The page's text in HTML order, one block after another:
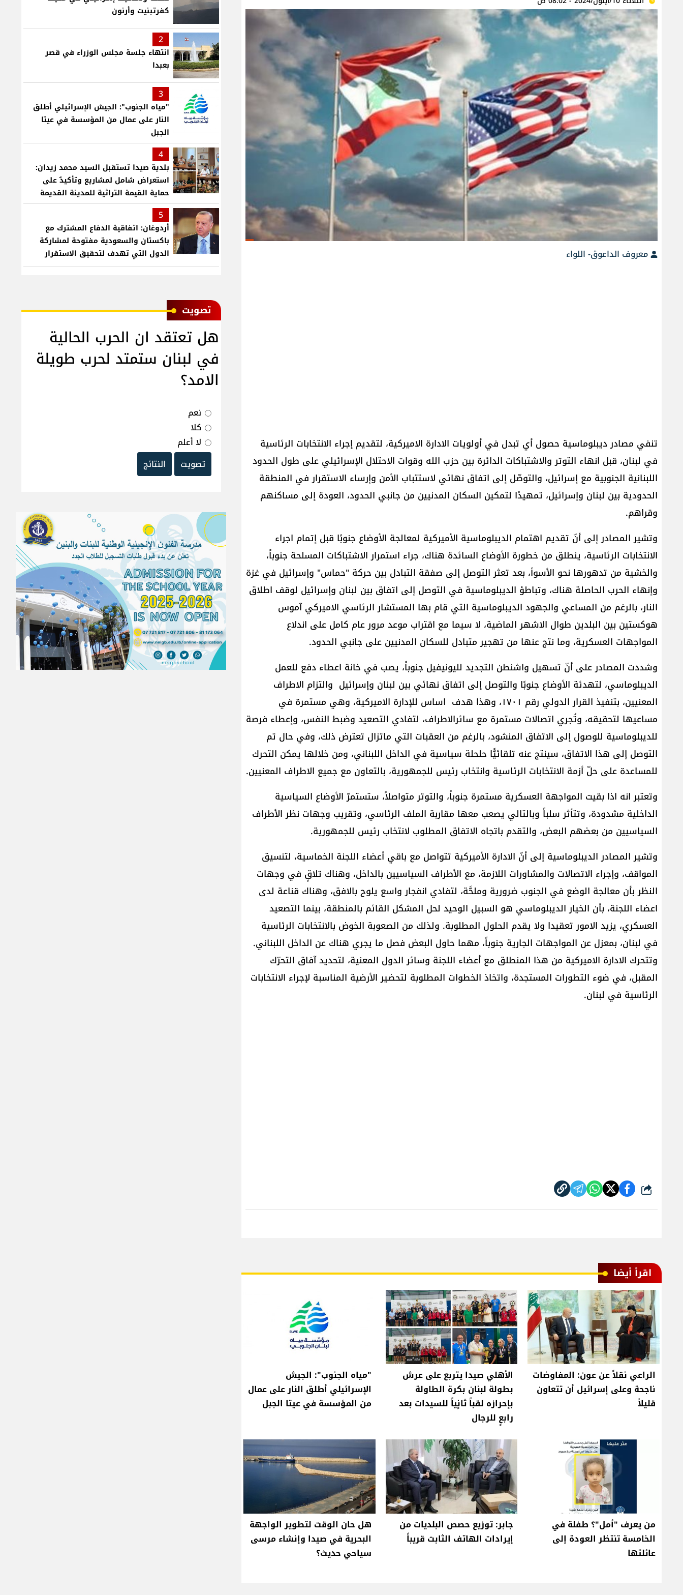
معروف الداعوق- اللواء
تنفي مصادر ديبلوماسية حصول أي تبدل في أولويات الادارة الاميركية، لتقديم إجراء الانتخابات الرئاسية
في لبنان، قبل انهاء التوتر والاشتباكات الدائرة بين حزب الله وقوات الاحتلال الإسرائيلي على طول الحدود
اللبنانية الجنوبية مع إسرائيل، والتوصّل إلى اتفاق نهائي لاستتباب الأمن وإرساء الاستقرار في المنطقة
الحدودية بين لبنان وإسرائيل، تمهيدًا لتمكين السكان المدنيين من جانبي الحدود، العودة إلى مساكنهم
وقراهم.
وتشير المصادر إلى أنّ تقديم اهتمام الديبلوماسية الأميركية لمعالجة الأوضاع جنوبًا قبل إتمام اجراء
الانتخابات الرئاسية، ينطلق من خطورة الأوضاع السائدة هناك، جراء استمرار الاشتباكات المسلحة جنوباً،
والخشية من تدهورها نحو الأسوأ، بعد تعثر التوصل إلى صفقة التبادل بين حركة "حماس" وإسرائيل في غزة
وإنهاء الحرب الحاصلة هناك، وتباطؤ الديبلوماسية في التوصل إلى اتفاق بين لبنان وإسرائيل لوقف اطلاق
النار، بالرغم من المساعي والجهود الديبلوماسية التي قام بها المستشار الرئاسي الاميركي آموس
هوكستين بين البلدين طوال الاشهر الماضية، لا سيما مع اقتراب موعد مرور عام كامل على اندلاع
المواجهات العسكرية، وما نتج عنها من تهجير متبادل للسكان المدنيين على جانبي الحدود.
وشددت المصادر على أنّ تسهيل واشنطن التجديد لليونيفيل جنوباً، يصب في خانة اعطاء دفع للعمل
الديبلوماسي، لتهدئة الأوضاع جنوبًا والتوصل إلى اتفاق نهائي بين لبنان وإسرائيل والتزام الاطراف
المعنيين، بتنفيذ القرار الدولي رقم ١٧٠١، وهذا هدف اساس للإدارة الاميركية، وهي مستمرة في
مساعيها لتحقيقه، وتُجري اتصالات مستمرة مع سائرالاطراف، لتفادي التصعيد وضبط النفس، وإعطاء فرصة
للديبلوماسية للوصول إلى الاتفاق المنشود، بالرغم من العقبات التي ماتزال تعترض ذلك، وفي حال تم
التوصل إلى هذا الاتفاق، سينتج عنه تلقائيًّا حلحلة سياسية في الداخل اللبناني، ومن خلالها يمكن التحرك
للمساعدة على حلّ أزمة الانتخابات الرئاسية وانتخاب رئيس للجمهورية، بالتعاون مع جميع الاطراف المعنيين.
وتعتبر انه اذا بقيت المواجهة العسكرية مستمرة جنوباً، والتوتر متواصلاً، ستستمرّ الأوضاع السياسية
الداخلية مشدودة، وتتأثر سلباً وبالتالي يصعب معها مقاربة الملف الرئاسي، وتقريب وجهات نظر الأطراف
السياسيين من بعضهم البعض، والتقدم باتجاه الاتفاق المطلوب لانتخاب رئيس للجمهورية.
وتشير المصادر الديبلوماسية إلى أنّ الادارة الأميركية تتواصل مع باقي أعضاء اللجنة الخماسية، لتنسيق
المواقف، وإجراء الاتصالات والمشاورات اللازمة، مع الأطراف السياسيين بالداخل، وهناك تلاقٍ في وجهات
النظر بأن معالجة الوضع في الجنوب ضرورية وملحَّة، لتفادي انفجار واسع يلوح بالافق، وهناك قناعة لدى
اعضاء اللجنة، بأن الخيار الديبلوماسي هو السبيل الوحيد لحل المشكل القائم بالمنطقة، بينما التصعيد
العسكري، يزيد الامور تعقيدا ولا يقدم الحلول المطلوبة. ولذلك من الصعوبة الخوض بالانتخابات الرئاسية
في لبنان، بمعزل عن المواجهات الجارية جنوباً، مهما حاول البعض فصل ما يجري هناك عن الداخل اللبناني.
وتتحرك الادارة الاميركية من هذا المنطلق مع أعضاء اللجنة وسائر الدول المعنية، لتحديد آفاق التحرّك
المقبل، في ضوء التطورات المستجدة، واتخاذ الخطوات المطلوبة لتحضير الأرضية المناسبة لإجراء الانتخابات
الرئاسية في لبنان.
شارك
اقرأ أيضا
الراعي نقلاً عن عون: المفاوضات
ناجحة وعلى إسرائيل أن تتعاون
قليلاً
الأهلي صيدا يتربع على عرش
بطولة لبنان بكرة الطاولة
بإحرازه لقباً ثانٍياً للسيدات بعد
رابعٍ للرجال
"مياه الجنوب": الجيش
الإسرائيلي أطلق النار على عمال
من المؤسسة في عيتا الجبل
من يعرف "أمل"؟ طفلة في
الخامسة تنتظر العودة إلى
عائلتها
جابر: توزيع حصص البلديات من
إيرادات الهاتف الثابت قريباً
هل حان الوقت لتطوير الواجهة
البحرية في صيدا وإنشاء مرسى
سياحي حديث؟
كفرتبنيت وأرنون
2
انتهاء جلسة مجلس الوزراء في قصر
بعبدا
3
"مياه الجنوب": الجيش الإسرائيلي أطلق
النار على عمال من المؤسسة في عيتا
الجبل
4
بلدية صيدا تستقبل السيد محمد زيدان:
استعراض شامل لمشاريع وتأكيدٌ على
حماية القيمة التراثية للمدينة القديمة
5
أردوغان: اتفاقية الدفاع المشترك مع
باكستان والسعودية مفتوحة لمشاركة
الدول التي تهدف لتحقيق الاستقرار
بمنطقتنا
ﺗﺼﻮﻳﺖ
هل تعتقد ان الحرب الحالية
في لبنان ستمتد لحرب طويلة
الامد؟
نعم
كلا
لا أعلم
تصويت
النتائج